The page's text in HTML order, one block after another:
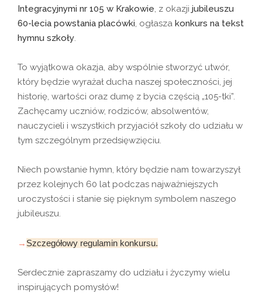
Integracyjnymi nr 105 w Krakowie, z okazji jubileuszu
60-lecia powstania placówki, ogłasza konkurs na tekst
hymnu szkoły.
To wyjątkowa okazja, aby wspólnie stworzyć utwór,
który będzie wyrażał ducha naszej społeczności, jej
historię, wartości oraz dumę z bycia częścią „105-tki”.
Zachęcamy uczniów, rodziców, absolwentów,
nauczycieli i wszystkich przyjaciół szkoły do udziału w
tym szczególnym przedsięwzięciu.
Niech powstanie hymn, który będzie nam towarzyszył
przez kolejnych 60 lat podczas najważniejszych
uroczystości i stanie się pięknym symbolem naszego
jubileuszu.
Szczegółowy regulamin konkursu.
Serdecznie zapraszamy do udziału i życzymy wielu
inspirujących pomysłów!